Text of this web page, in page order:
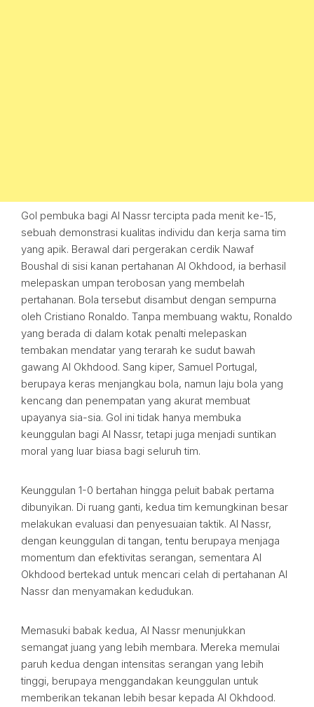
Gol pembuka bagi Al Nassr tercipta pada menit ke-15,
sebuah demonstrasi kualitas individu dan kerja sama tim
yang apik. Berawal dari pergerakan cerdik Nawaf
Boushal di sisi kanan pertahanan Al Okhdood, ia berhasil
melepaskan umpan terobosan yang membelah
pertahanan. Bola tersebut disambut dengan sempurna
oleh Cristiano Ronaldo. Tanpa membuang waktu, Ronaldo
yang berada di dalam kotak penalti melepaskan
tembakan mendatar yang terarah ke sudut bawah
gawang Al Okhdood. Sang kiper, Samuel Portugal,
berupaya keras menjangkau bola, namun laju bola yang
kencang dan penempatan yang akurat membuat
upayanya sia-sia. Gol ini tidak hanya membuka
keunggulan bagi Al Nassr, tetapi juga menjadi suntikan
moral yang luar biasa bagi seluruh tim.
Keunggulan 1-0 bertahan hingga peluit babak pertama
dibunyikan. Di ruang ganti, kedua tim kemungkinan besar
melakukan evaluasi dan penyesuaian taktik. Al Nassr,
dengan keunggulan di tangan, tentu berupaya menjaga
momentum dan efektivitas serangan, sementara Al
Okhdood bertekad untuk mencari celah di pertahanan Al
Nassr dan menyamakan kedudukan.
Memasuki babak kedua, Al Nassr menunjukkan
semangat juang yang lebih membara. Mereka memulai
paruh kedua dengan intensitas serangan yang lebih
tinggi, berupaya menggandakan keunggulan untuk
memberikan tekanan lebih besar kepada Al Okhdood.